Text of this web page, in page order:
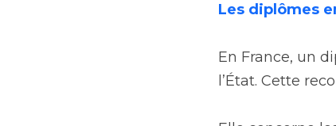
Les diplômes
En France, un
l’État. Cette